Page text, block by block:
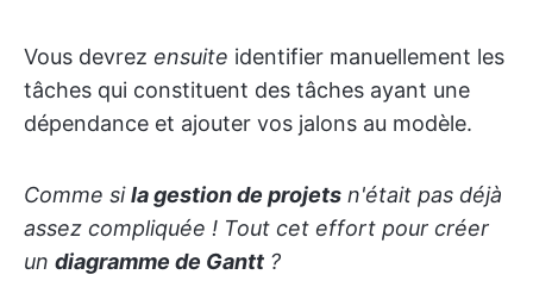
Vous devrez ensuite identifier manuellement les
tâches qui constituent des tâches ayant une
dépendance et ajouter vos jalons au modèle.
Comme sila gestion de projets n'était pas déjà
assez compliquée ! Tout cet effort pour créer
un diagramme de Gantt ?